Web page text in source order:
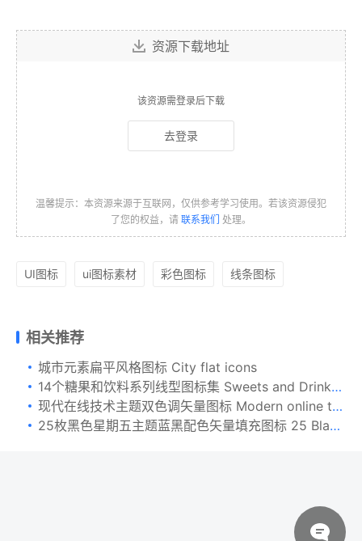
资源下载地址
该资源需登录后下载
去登录
温馨提示：本资源来源于互联网，仅供参考学习使用。若该资源侵犯
了您的权益，请 联系我们 处理。
UI图标 ui图标素材 彩色图标 线条图标
相关推荐
城市元素扁平风格图标 City flat icons
14个糖果和饮料系列线型图标集 Sweets and Drinks Line Icons Set
现代在线技术主题双色调矢量图标 Modern online technology color icons set
25枚黑色星期五主题蓝黑配色矢量填充图标 25 Black Friday Filled Blue & Black Icons